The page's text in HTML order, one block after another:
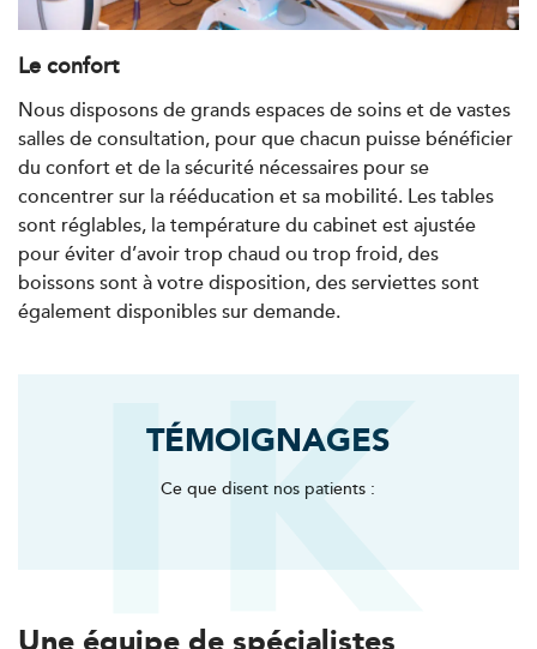
Le confort
Nous disposons de grands espaces de soins et de vastes
salles de consultation, pour que chacun puisse bénéficier
du confort et de la sécurité nécessaires pour se
concentrer sur la rééducation et sa mobilité. Les tables
sont réglables, la température du cabinet est ajustée
pour éviter d’avoir trop chaud ou trop froid, des
boissons sont à votre disposition, des serviettes sont
également disponibles sur demande.
TÉMOIGNAGES
Ce que disent nos patients :
Une équipe de spécialistes
IK Bois Colombes – 92
1 Rue Mertens 92600 Bois-Colombes
1 Rue Mertens 92600 Bois-Colombes
01 43 50 50 81
PRENDRE RDV
PRENDRE RDV
IK Antony Olympe Sante – 92
PRENDRE RDV
Kinésithérapie
Koss Paris 8 – Haussmann